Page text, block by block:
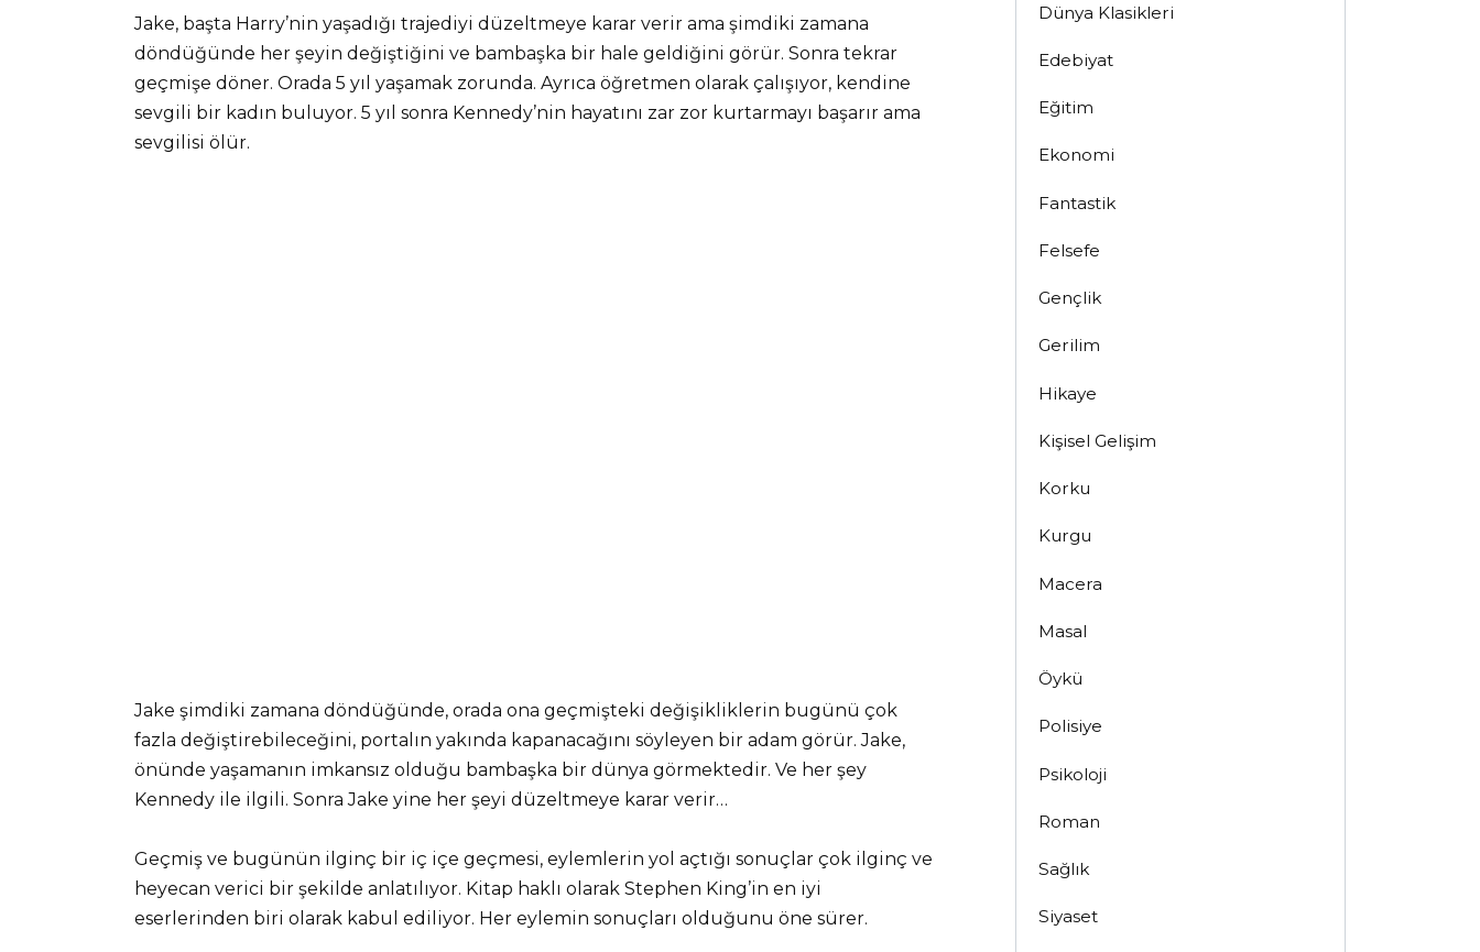
Jake, başta Harry’nin yaşadığı trajediyi düzeltmeye karar verir ama şimdiki zamana
döndüğünde her şeyin değiştiğini ve bambaşka bir hale geldiğini görür. Sonra tekrar
geçmişe döner. Orada 5 yıl yaşamak zorunda. Ayrıca öğretmen olarak çalışıyor, kendine
sevgili bir kadın buluyor. 5 yıl sonra Kennedy’nin hayatını zar zor kurtarmayı başarır ama
sevgilisi ölür.
Jake şimdiki zamana döndüğünde, orada ona geçmişteki değişikliklerin bugünü çok
fazla değiştirebileceğini, portalın yakında kapanacağını söyleyen bir adam görür. Jake,
önünde yaşamanın imkansız olduğu bambaşka bir dünya görmektedir. Ve her şey
Kennedy ile ilgili. Sonra Jake yine her şeyi düzeltmeye karar verir…
Geçmiş ve bugünün ilginç bir iç içe geçmesi, eylemlerin yol açtığı sonuçlar çok ilginç ve
heyecan verici bir şekilde anlatılıyor. Kitap haklı olarak Stephen King’in en iyi
eserlerinden biri olarak kabul ediliyor. Her eylemin sonuçları olduğunu öne sürer.
Dünya Klasikleri
Edebiyat
Eğitim
Ekonomi
Fantastik
Felsefe
Gençlik
Gerilim
Hikaye
Kişisel Gelişim
Korku
Kurgu
Macera
Masal
Öykü
Polisiye
Psikoloji
Roman
Sağlık
Siyaset